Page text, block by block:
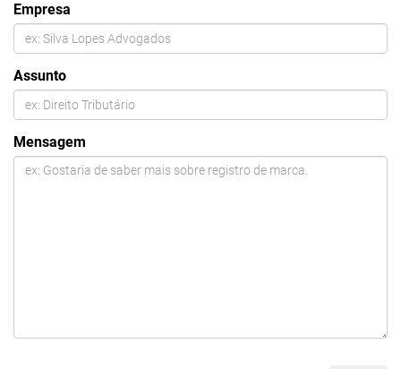
Empresa
Assunto
Mensagem